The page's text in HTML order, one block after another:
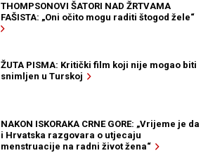
THOMPSONOVI ŠATORI NAD ŽRTVAMA
FAŠISTA: „Oni očito mogu raditi štogod žele“
ŽUTA PISMA: Kritički film koji nije mogao biti
snimljen u Turskoj
NAKON ISKORAKA CRNE GORE: „Vrijeme je da
i Hrvatska razgovara o utjecaju
menstruacije na radni život žena“